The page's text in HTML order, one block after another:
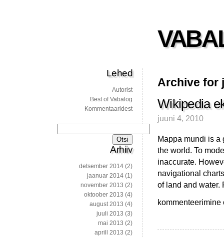
Archive for
Wikipedia
juuni 4, 2010
Mappa mundi is a
the world. To
inaccurate.
navigational
of land and
Wikipedia
XVI
Lehed
Autorist
Best of Vabalog
Kommentaaridest
Arhiiv
detsember 2014 (2)
jaanuar 2014 (1)
november 2013 (2)
oktoober 2013 (4)
august 2013 (4)
juuli 2013 (3)
mai 2013 (2)
aprill 2013 (2)